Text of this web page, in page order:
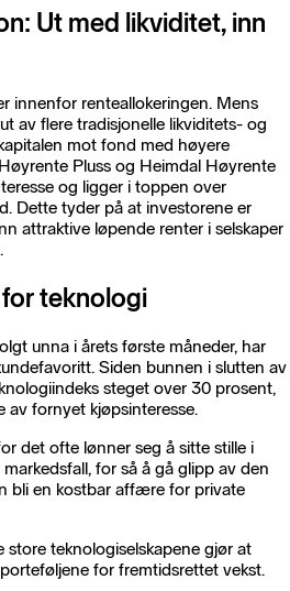
Ut med likviditet, inn
innenfor renteallokeringen. Mens
av flere tradisjonelle likviditets- og
mot fond med høyere
Pluss og Heimdal Høyrente
og ligger i toppen over
Dette tyder på at investorene er
attraktive løpende renter i selskaper
teknologi
unna i årets første måneder, har
Siden bunnen i slutten av
steget over 30 prosent,
av fornyet kjøpsinteresse.
det ofte lønner seg å sitte stille i
for så å gå glipp av den
bli en kostbar affære for private
teknologiselskapene gjør at
for fremtidsrettet vekst.